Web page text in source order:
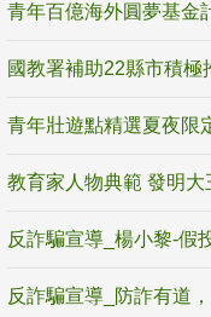
反詐騙宣導_楊小黎-假